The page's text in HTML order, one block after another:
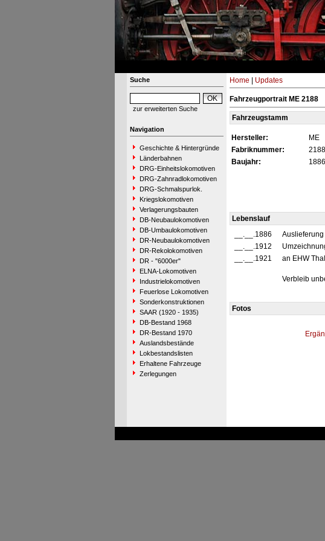
Suche
zur erweiterten Suche
Navigation
Geschichte & Hintergründe
Länderbahnen
DRG-Einheitslokomotiven
DRG-Zahnradlokomotiven
DRG-Schmalspurlok.
Kriegslokomotiven
Verlagerungsbauten
DB-Neubaulokomotiven
DB-Umbaulokomotiven
DR-Neubaulokomotiven
DR-Rekolokomotiven
DR - "6000er"
ELNA-Lokomotiven
Industrielokomotiven
Feuerlose Lokomotiven
Sonderkonstruktionen
SAAR (1920 - 1935)
DB-Bestand 1968
DR-Bestand 1970
Auslandsbestände
Lokbestandslisten
Erhaltene Fahrzeuge
Zerlegungen
Home Updates
Fahrzeugportrait ME 2188
Fahrzeugstamm
Hersteller: ME
Fabriknummer:
2188
Baujahr:
1886
Lebenslauf
__.__.1886
__.__.1912
__.__.1921
an EHW
Verbleib
Fotos